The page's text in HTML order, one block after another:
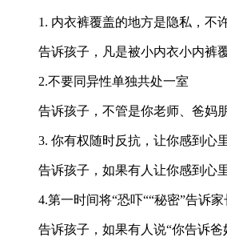
1. 内衣裤覆盖的地方是隐私，不
告诉孩子，凡是被小内衣小内裤
2.不要同异性单独共处一室
告诉孩子，不管是你老师、爸妈
3. 你有权随时反抗，让你感到心
告诉孩子，如果有人让你感到心
4.第一时间将“恐吓““秘密”告诉家
告诉孩子，如果有人说“你告诉